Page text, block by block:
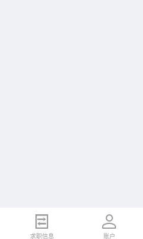
求职信息 账户